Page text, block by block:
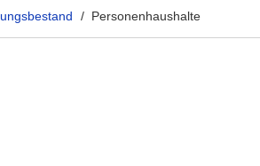
/ Personenhaushalte